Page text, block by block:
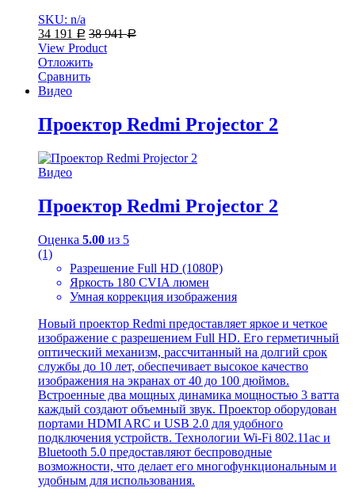
SKU: n/a
34 191
Р 38 941Р
View Product
Отложить
Сравнить
Видео
Проектор Redmi Projector 2
Видео
Проектор Redmi Projector 2
Оценка 5.00 из 5
(1)
Разрешение Full HD (1080Р)
Яркость 180 CVIA люмен
Умная коррекция изображения
Новый проектор Redmi предоставляет яркое и четкое
изображение с разрешением Full HD. Его герметичный
оптический механизм, рассчитанный на долгий срок
службы до 10 лет, обеспечивает высокое качество
изображения на экранах от 40 до 100 дюймов.
Встроенные два мощных динамика мощностью 3 ватта
каждый создают объемный звук. Проектор оборудован
портами HDMI ARC и USB 2.0 для удобного
подключения устройств. Технологии Wi-Fi 802.11ac и
Bluetooth 5.0 предоставляют беспроводные
возможности, что делает его многофункциональным и
удобным для использования.